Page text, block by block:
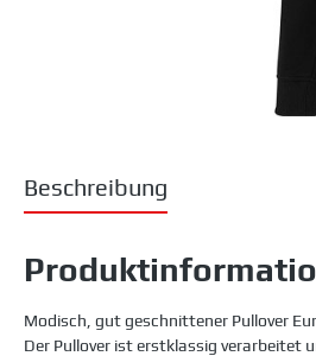
Beschreibung
Modisch, gut geschnittener Pullover
Der Pullover ist erstklassig verarbeitet